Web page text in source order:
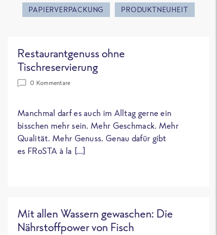
PAPIERVERPACKUNG PRODUKTNEUHEIT
Restaurantgenuss ohne
Tischreservierung
0 Kommentare
Manchmal darf es auch im Alltag gerne ein
bisschen mehr sein. Mehr Geschmack. Mehr
Qualität. Mehr Genuss. Genau dafür gibt
es FRoSTA à la […]
Mit allen Wassern gewaschen: Die
Nährstoffpower von Fisch